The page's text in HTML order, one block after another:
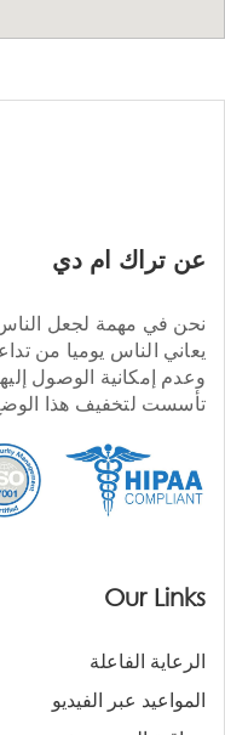
عن تراك ام دي
نحن في مهمة لجعل
يعاني الناس يوميا من
وعدم إمكانية الوصول
تأسست لتخفيف هذا
Our Links
الرعاية الفاعلة
المواعيد عبر الفيديو